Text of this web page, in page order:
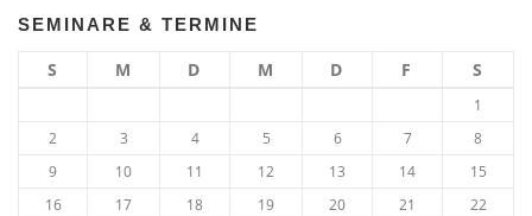
SEMINARE & TERMINE
S M D M D F S
1
2
3 4 5 6 7
8
9
10 11 12 13 14
15
16
17 18 19 20 21
22